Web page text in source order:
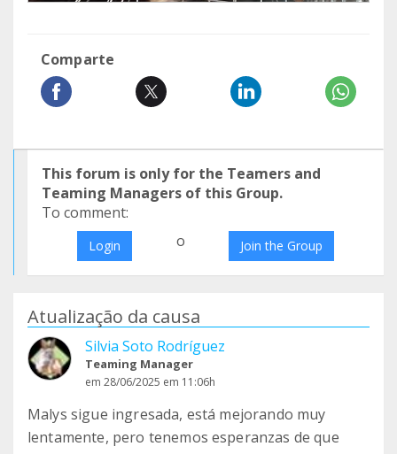
Comparte
This forum is only for the Teamers and
Teaming Managers of this Group.
To comment:
Login o Join the Group
Atualização da causa
Silvia Soto Rodríguez
Teaming Manager
em 28/06/2025 em 11:06h
Malys sigue ingresada, está mejorando muy
lentamente, pero tenemos esperanzas de que